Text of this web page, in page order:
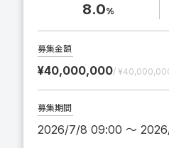
8.0%
募集金額
¥40,000,000/
募集期間
2026/7/8 09:00 〜